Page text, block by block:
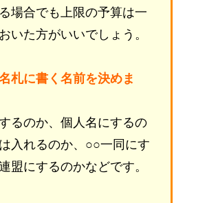
場合でも上限の予算は一
いた方がいいでしょう。
札に書く名前を決めま
るのか、個人名にするの
入れるのか、○○一同にす
盟にするのかなどです。